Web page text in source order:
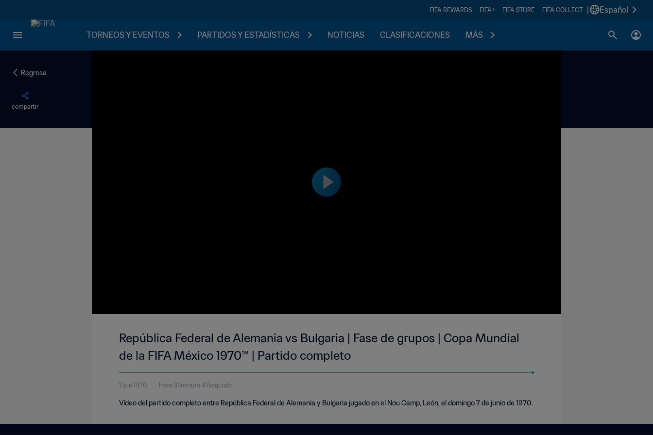
FIFA REWARDS FIFA+ FIFA STORE FIFA COLLECT Español
TORNEOS Y EVENTOS PARTIDOS Y ESTADÍSTICAS NOTICIAS CLASIFICACIONES MÁS
Regresa
compartir
República Federal de Alemania vs Bulgaria | Fase de grupos | Copa Mundial
de la FIFA México 1970™ | Partido completo
7 jun 1970 1hora 33minuto 47segundo
Vídeo del partido completo entre República Federal de Alemania y Bulgaria jugado en el Nou Camp, León, el domingo 7 de junio de 1970.